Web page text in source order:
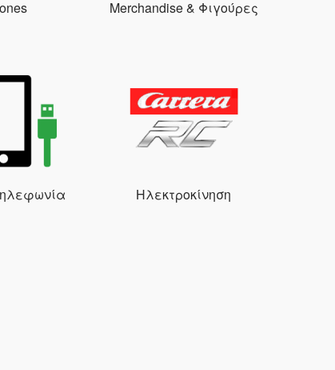
Merchandise & Φιγούρες
Ηλεκτροκίνηση